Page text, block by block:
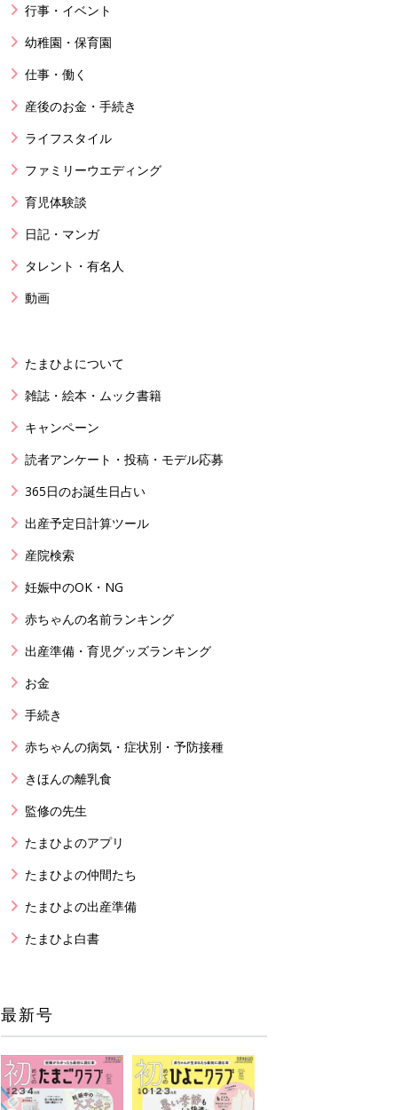
行事・イベント
幼稚園・保育園
仕事・働く
産後のお金・手続き
ライフスタイル
ファミリーウエディング
育児体験談
日記・マンガ
タレント・有名人
動画
たまひよについて
雑誌・絵本・ムック書籍
キャンペーン
読者アンケート・投稿・モデル応募
365日のお誕生日占い
出産予定日計算ツール
産院検索
妊娠中のOK・NG
赤ちゃんの名前ランキング
出産準備・育児グッズランキング
お金
手続き
赤ちゃんの病気・症状別・予防接種
きほんの離乳食
監修の先生
たまひよのアプリ
たまひよの仲間たち
たまひよの出産準備
たまひよ白書
最新号